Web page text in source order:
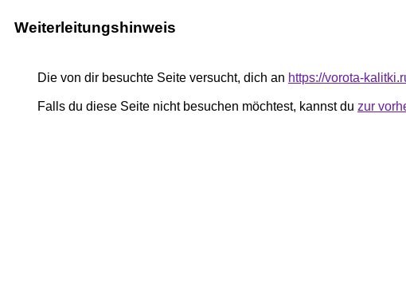
Weiterleitungshinweis
Die von dir besuchte Seite versucht, dich an https://vorota-
Falls du diese Seite nicht besuchen möchtest, kannst du zur